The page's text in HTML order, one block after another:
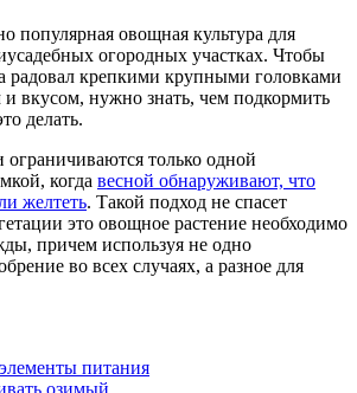
популярная овощная культура для
огородных участках. Чтобы
радовал крепкими крупными головками
вкусом, нужно знать, чем подкормить
делать.
только одной
когда весной обнаруживают, что
желтеть. Такой подход не спасет
это овощное растение необходимо
причем используя не одно
во всех случаях, а разное для
питания
озимый